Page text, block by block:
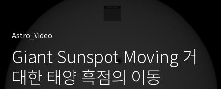
Astrophotography
Astro_Video
Giant Sunspot Moving 거
대한 태양 흑점의 이동